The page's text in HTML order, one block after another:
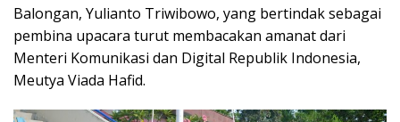
Balongan, Yulianto Triwibowo, yang bertindak sebagai
pembina upacara turut membacakan amanat dari
Menteri Komunikasi dan Digital Republik Indonesia,
Meutya Viada Hafid.